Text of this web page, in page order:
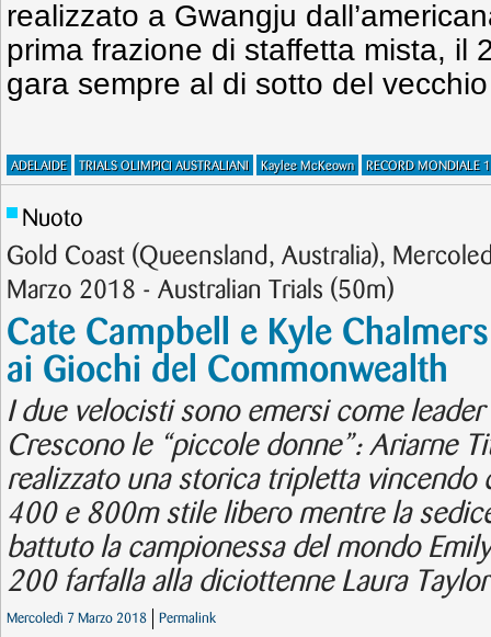
realizzato a Gwangju
prima frazione di staffetta mista, il
gara sempre al di sotto del
ADELAIDE TRIALS OLIMPICI AUSTRALIANI Kaylee McKeown RECORD MONDIALE
Nuoto
Gold Coast (Queensland, Australia),
Marzo 2018 - Australian Trials (50m)
Cate Campbell e Kyle
ai Giochi del Commonwealth
I due velocisti sono emersi come
Crescono le “piccole donne”: Ariarne
realizzato una storica tripletta
400 e 800m stile libero mentre la
battuto la campionessa del mondo
200 farfalla alla diciottenne Laura
Mercoledì 7 Marzo 2018 Permalink